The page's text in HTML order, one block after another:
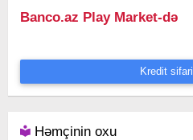
Banco.az Play Market-də
Kredit
Həmçinin oxu